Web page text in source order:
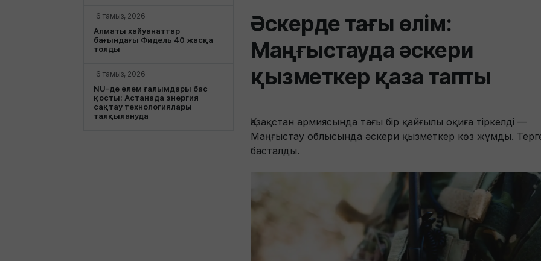
6 тамыз, 2026
Алматы хайуанаттар
бағындағы Фидель 40 жасқа
толды
6 тамыз, 2026
NU-де әлем ғалымдары бас
қосты: Астанада энергия
сақтау технологиялары
талқылануда
Әскерде тағы өлім:
Маңғыстауда әскери
қызметкер қаза тапты
Қазақстан армиясында тағы бір қайғылы оқиға тіркелді —
Маңғыстау облысында әскери қызметкер көз жұмды.
басталды.